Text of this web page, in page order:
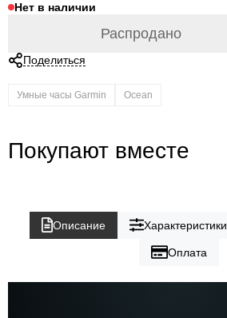
Нет в наличии
Распродано
Поделиться
Умные часы Garmin Ocean
Покупают вместе
Описание Характеристики
Оплата